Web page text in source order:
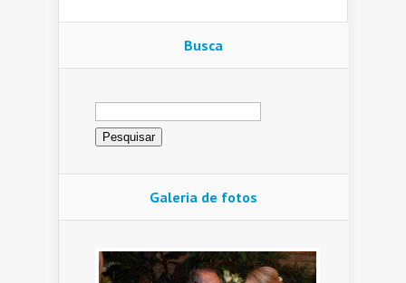
Busca
Pesquisar
por:
Galeria de fotos